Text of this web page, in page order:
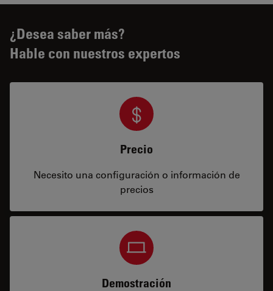
¿Desea saber más?
Hable con nuestros expertos
Precio
Necesito una configuración o información de
precios
Demostración